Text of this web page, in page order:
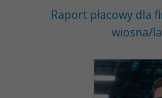
Raport płacowy dla
wiosna/